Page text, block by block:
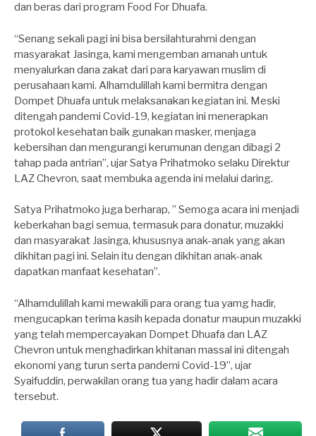
dan beras dari program Food For Dhuafa.
“Senang sekali pagi ini bisa bersilahturahmi dengan
masyarakat Jasinga, kami mengemban amanah untuk
menyalurkan dana zakat dari para karyawan muslim di
perusahaan kami. Alhamdulillah kami bermitra dengan
Dompet Dhuafa untuk melaksanakan kegiatan ini. Meski
ditengah pandemi Covid-19, kegiatan ini menerapkan
protokol kesehatan baik gunakan masker, menjaga
kebersihan dan mengurangi kerumunan dengan dibagi 2
tahap pada antrian”, ujar Satya Prihatmoko selaku Direktur
LAZ Chevron, saat membuka agenda ini melalui daring.
Satya Prihatmoko juga berharap, ” Semoga acara ini menjadi
keberkahan bagi semua, termasuk para donatur, muzakki
dan masyarakat Jasinga, khususnya anak-anak yang akan
dikhitan pagi ini. Selain itu dengan dikhitan anak-anak
dapatkan manfaat kesehatan”.
“Alhamdulillah kami mewakili para orang tua yamg hadir,
mengucapkan terima kasih kepada donatur maupun muzakki
yang telah mempercayakan Dompet Dhuafa dan LAZ
Chevron untuk menghadirkan khitanan massal ini ditengah
ekonomi yang turun serta pandemi Covid-19”, ujar
Syaifuddin, perwakilan orang tua yang hadir dalam acara
tersebut.